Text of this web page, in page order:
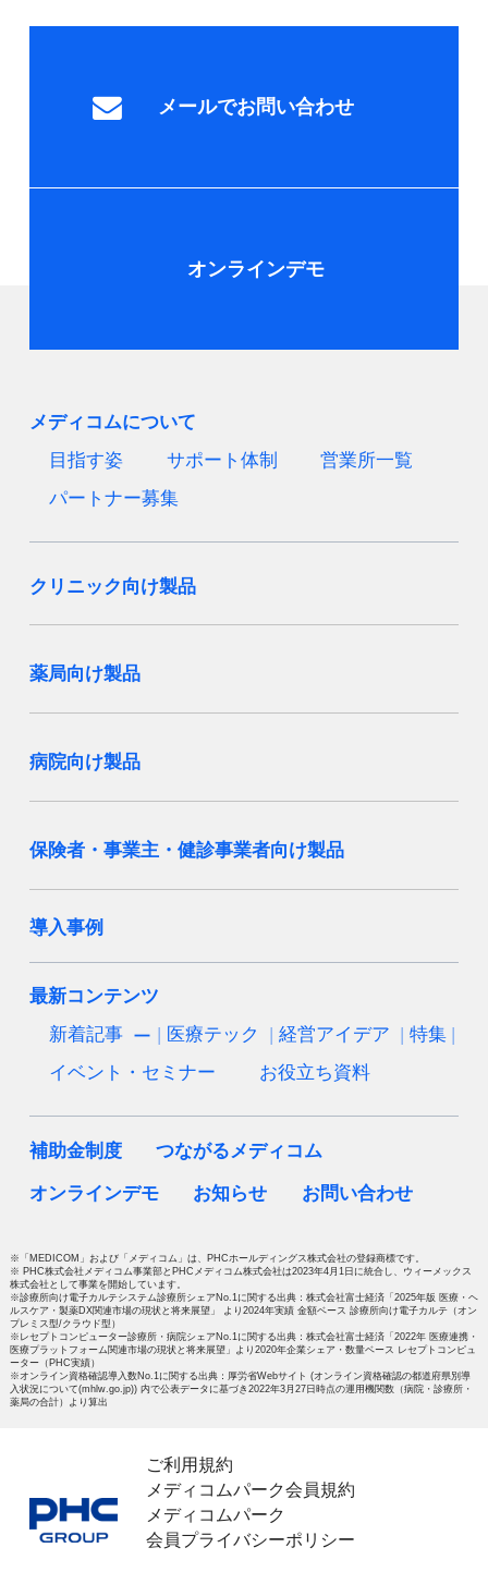
メールでお問い合わせ
オンラインデモ
メディコムについて
目指す姿
サポート体制
営業所一覧
パートナー募集
クリニック向け製品
薬局向け製品
病院向け製品
保険者・事業主・健診事業者向け製品
導入事例
最新コンテンツ
新着記事
医療テック 経営アイデア
特集
イベント・セミナー
お役立ち資料
補助金制度 つながるメディコム
オンラインデモ お知らせ お問い合わせ
※「MEDICOM」および「メディコム」は、PHCホールディングス株式会社の登録商標です。
※ PHC株式会社メディコム事業部とPHCメディコム株式会社は2023年4月1日に統合し、ウィーメックス
株式会社として事業を開始しています。
※診療所向け電子カルテシステム診療所シェアNo.1に関する出典：株式会社富士経済「2025年版 医療・ヘ
ルスケア・製薬DX関連市場の現状と将来展望」 より2024年実績 金額ベース 診療所向け電子カルテ（オン
プレミス型/クラウド型）
※レセプトコンピューター診療所・病院シェアNo.1に関する出典：株式会社富士経済「2022年 医療連携・
医療プラットフォーム関連市場の現状と将来展望」より2020年企業シェア・数量ベース レセプトコンピュ
ーター（PHC実績）
※オンライン資格確認導入数No.1に関する出典：厚労省Webサイト (オンライン資格確認の都道府県別導
入状況について(mhlw.go.jp)) 内で公表データに基づき2022年3月27日時点の運用機関数（病院・診療所・
薬局の合計）より算出
ご利用規約
メディコムパーク会員規約
メディコムパーク
会員プライバシーポリシー